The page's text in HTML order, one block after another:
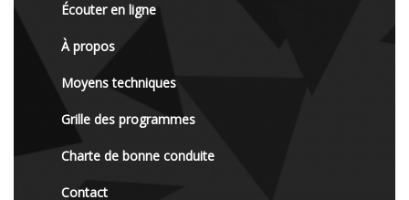
Écouter en ligne
À propos
Moyens techniques
Grille des programmes
Charte de bonne conduite
Contact